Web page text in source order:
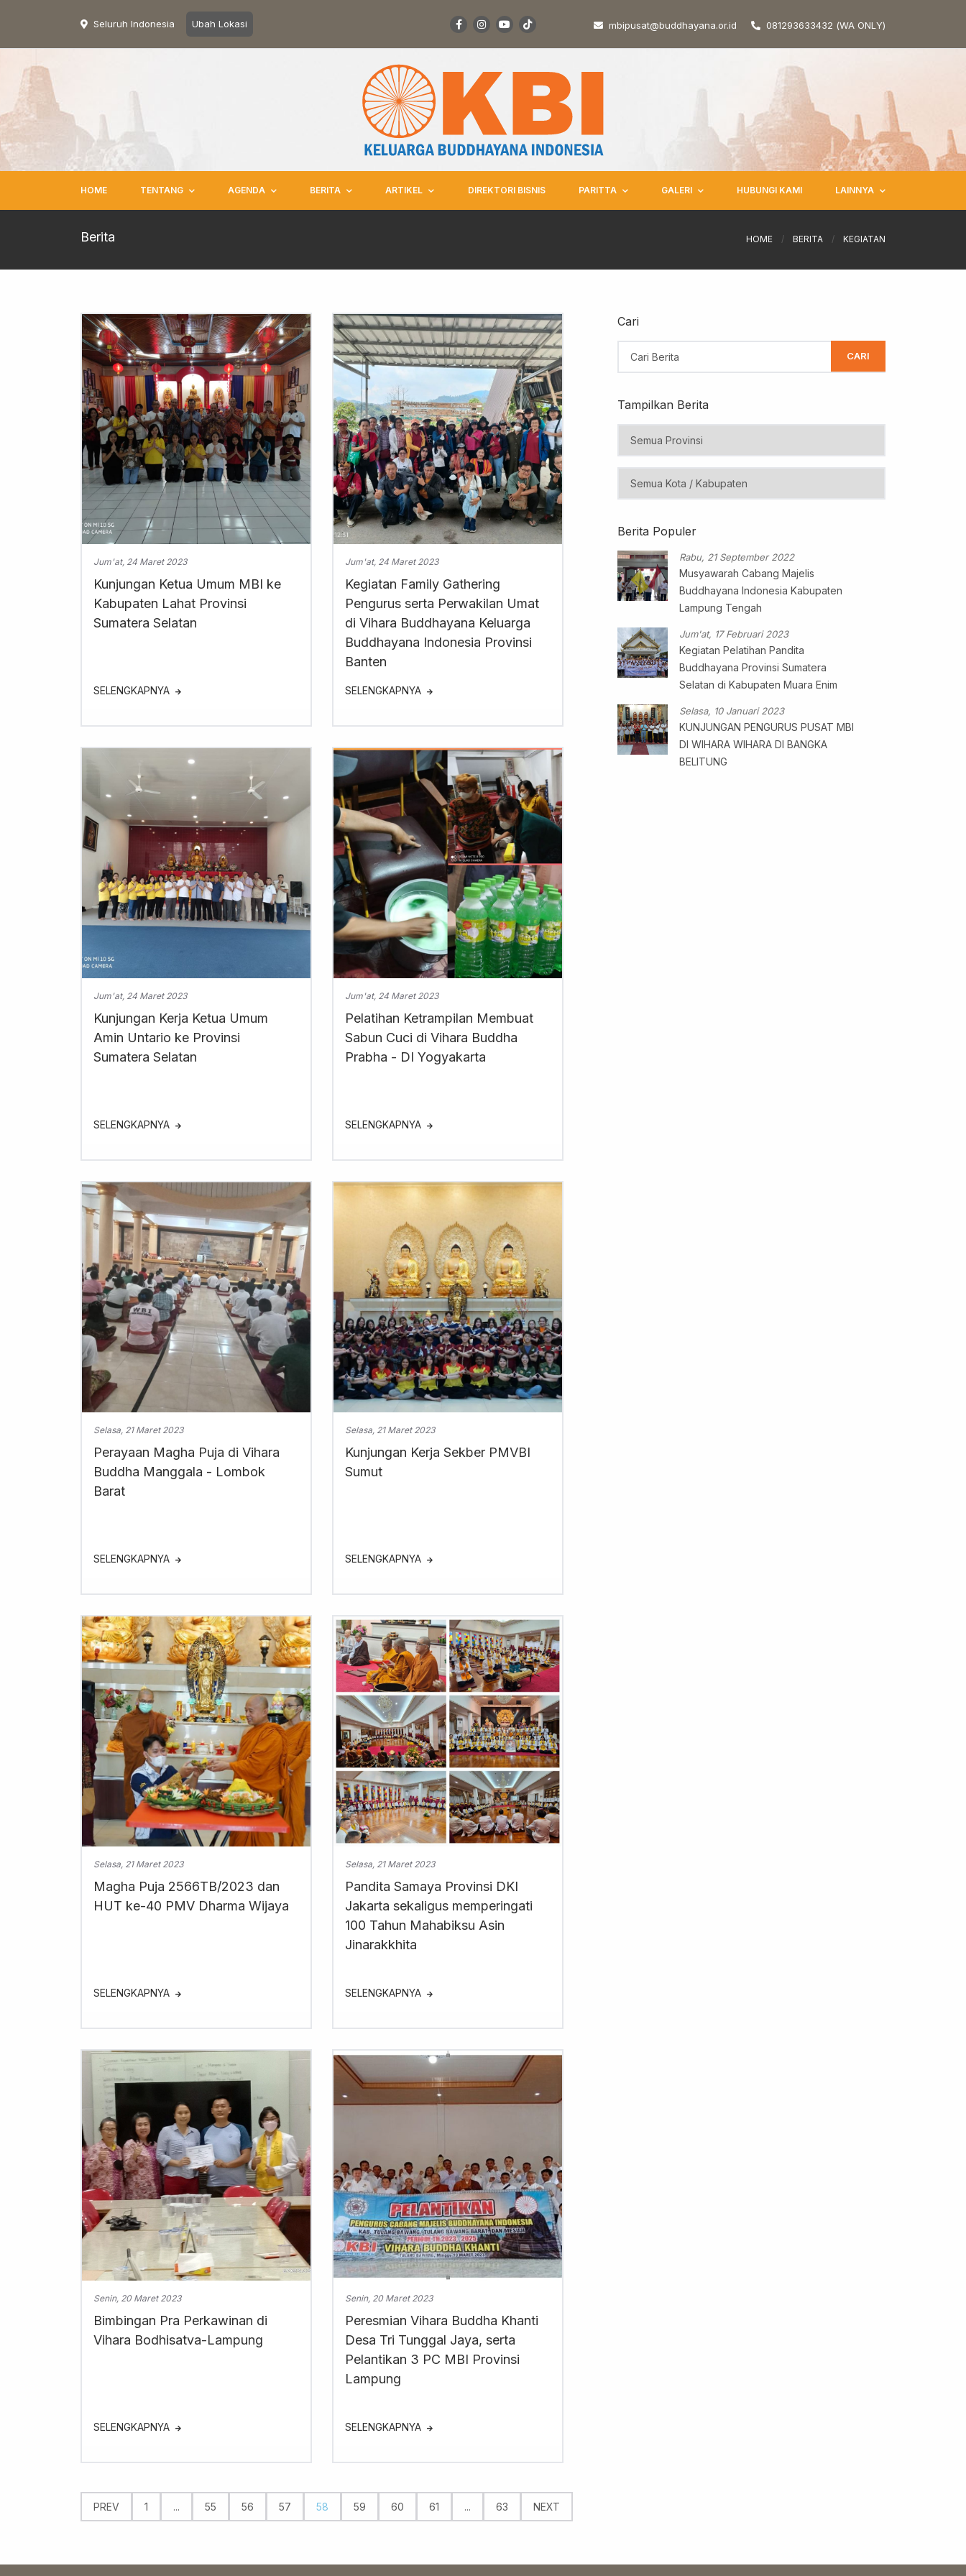
Seluruh Indonesia Ubah Lokasi mbipusat@buddhayana.or.id 081293633432 (WA ONLY)
HOME TENTANG AGENDA BERITA ARTIKEL DIREKTORI BISNIS PARITTA GALERI HUBUNGI KAMI LAINNYA
Berita HOME / BERITA / KEGIATAN
Jum'at, 24 Maret 2023
Kunjungan Ketua Umum MBI ke
Kabupaten Lahat Provinsi
Sumatera Selatan
SELENGKAPNYA
Jum'at, 24 Maret 2023
Kegiatan Family Gathering
Pengurus serta Perwakilan Umat
di Vihara Buddhayana Keluarga
Buddhayana Indonesia Provinsi
Banten
SELENGKAPNYA
Jum'at, 24 Maret 2023
Kunjungan Kerja Ketua Umum
Amin Untario ke Provinsi
Sumatera Selatan
SELENGKAPNYA
Jum'at, 24 Maret 2023
Pelatihan Ketrampilan Membuat
Sabun Cuci di Vihara Buddha
Prabha - DI Yogyakarta
SELENGKAPNYA
Selasa, 21 Maret 2023
Perayaan Magha Puja di Vihara
Buddha Manggala - Lombok
Barat
SELENGKAPNYA
Selasa, 21 Maret 2023
Kunjungan Kerja Sekber PMVBI
Sumut
SELENGKAPNYA
Selasa, 21 Maret 2023
Magha Puja 2566TB/2023 dan
HUT ke-40 PMV Dharma Wijaya
SELENGKAPNYA
Selasa, 21 Maret 2023
Pandita Samaya Provinsi DKI
Jakarta sekaligus memperingati
100 Tahun Mahabiksu Asin
Jinarakkhita
SELENGKAPNYA
Senin, 20 Maret 2023
Bimbingan Pra Perkawinan di
Vihara Bodhisatva-Lampung
SELENGKAPNYA
Senin, 20 Maret 2023
Peresmian Vihara Buddha Khanti
Desa Tri Tunggal Jaya, serta
Pelantikan 3 PC MBI Provinsi
Lampung
SELENGKAPNYA
Cari
CARI
Tampilkan Berita
Berita Populer
Rabu, 21 September 2022
Musyawarah Cabang Majelis
Buddhayana Indonesia Kabupaten
Lampung Tengah
Jum'at, 17 Februari 2023
Kegiatan Pelatihan Pandita
Buddhayana Provinsi Sumatera
Selatan di Kabupaten Muara Enim
Selasa, 10 Januari 2023
KUNJUNGAN PENGURUS PUSAT MBI
DI WIHARA WIHARA DI BANGKA
BELITUNG
PREV 1 ... 55 56 57 58 59 60 61 ... 63 NEXT